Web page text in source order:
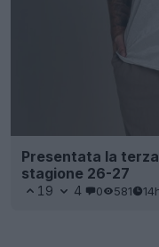
Presentata la
stagione 26-27
19 4 0 581